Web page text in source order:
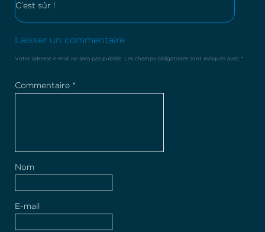
C’est sûr !
Laisser un commentaire
Votre adresse e-mail ne sera pas publiée. Les champs obligatoires sont indiqués avec *
Commentaire *
Nom
E-mail